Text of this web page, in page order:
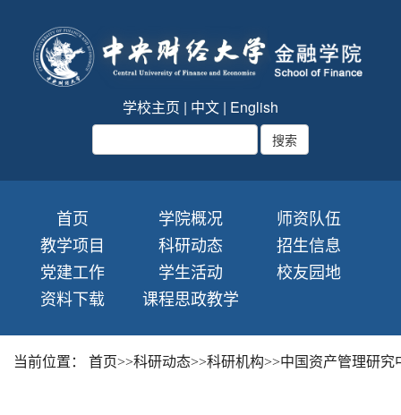
学校主页 | 中文 | English
首页 学院概况
师资队伍
教学项目
科研动态
招生信息
党建工作
学生活动
校友园地
资料下载
课程思政教学
当前位置： 首页>>科研动态>>科研机构>>中国资产管理研究